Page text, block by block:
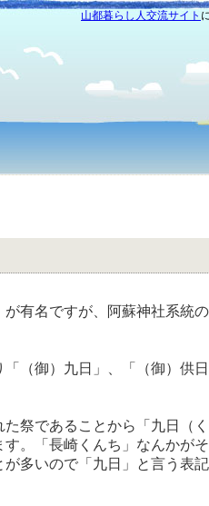
山都暮らし人交流サイト
有名ですが、阿蘇神社系統
（御）九日」、「（御）供
祭であることから「九日（
。「長崎くんち」なんかが
多いので「九日」と言う表記